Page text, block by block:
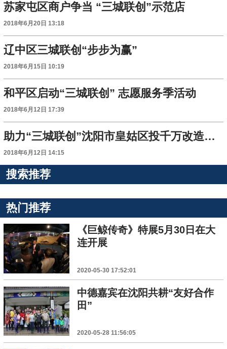
苏家屯区商户争当 “三城联创”示范店
2018年6月20日 13:18
辽中区三城联创“步步为赢”
2018年6月15日 10:19
和平区启动“三城联创” 志愿服务季活动
2018年6月12日 17:39
助力“三城联创”沈阳市皇姑区投千万改造农贸市场
2018年6月12日 14:15
搜索推荐
热门推荐
《巨鲸传奇》特展5月30日在大
连开展
2020-05-30 17:52:01
中德嘉宾在沈阳共耕“友好合作
田”
2020-05-28 11:56:05